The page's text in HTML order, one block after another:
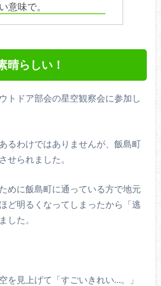
意味で。
晴らしい！
トドア部会の星空観察会に参加し
るわけではありませんが、飯島町
せられました。
めに飯島町に通っている方で地元
ど明るくなってしまったから「逃
した。
を見上げて「すごいきれい…。」